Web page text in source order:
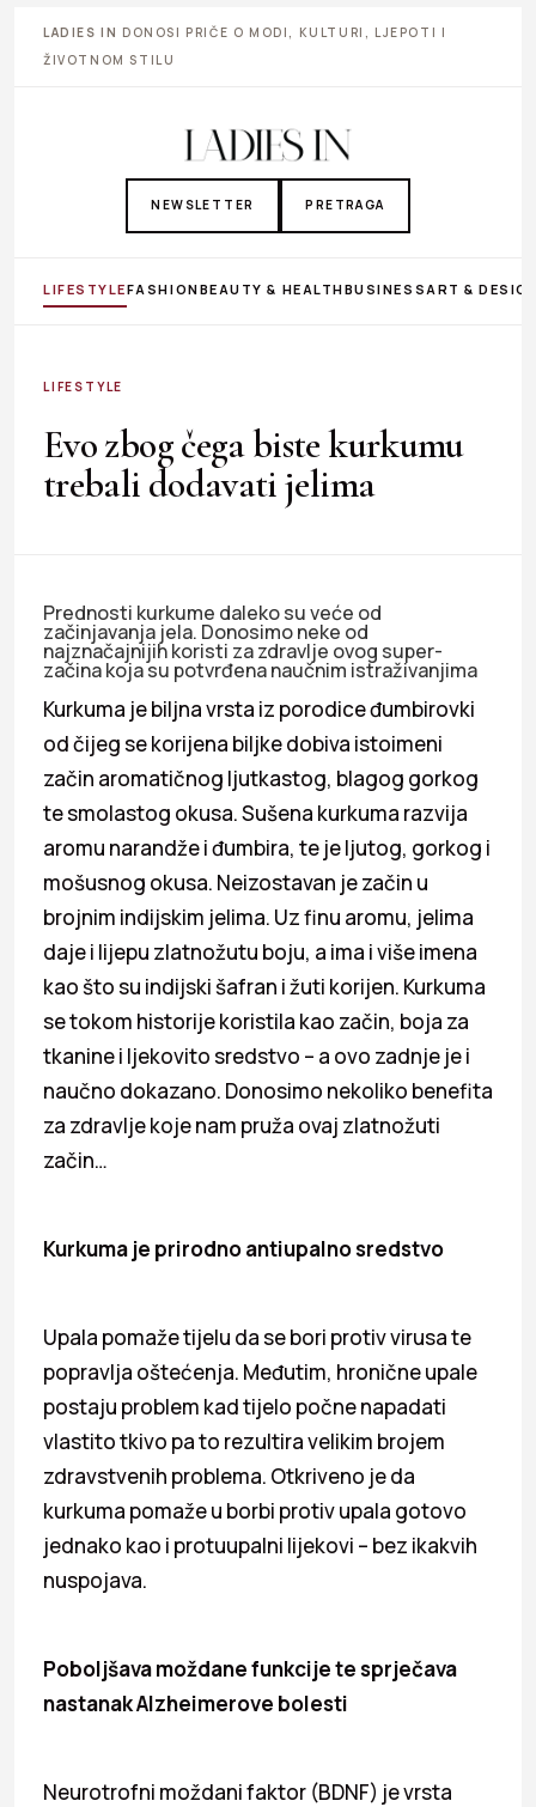
LADIES IN DONOSI PRIČE O MODI, KULTURI, LJEPOTI I
ŽIVOTNOM STILU
NEWSLETTER PRETRAGA
LIFESTYLEFASHIONBEAUTY & HEALTHBUSINESS ART &
LIFESTYLE
Evo zbog čega biste kurkumu
trebali dodavati jelima
Prednosti kurkume daleko su veće od
začinjavanja jela. Donosimo neke od
najznačajnijih koristi za zdravlje ovog super-
začina koja su potvrđena naučnim istraživanjima
Kurkuma je biljna vrsta iz porodice đumbirovki
od čijeg se korijena biljke dobiva istoimeni
začin aromatičnog ljutkastog, blagog gorkog
te smolastog okusa. Sušena kurkuma razvija
aromu narandže i đumbira, te je ljutog, gorkog i
mošusnog okusa. Neizostavan je začin u
brojnim indijskim jelima. Uz finu aromu, jelima
daje i lijepu zlatnožutu boju, a ima i više imena
kao što su indijski šafran i žuti korijen. Kurkuma
se tokom historije koristila kao začin, boja za
tkanine i ljekovito sredstvo – a ovo zadnje je i
naučno dokazano. Donosimo nekoliko benefita
za zdravlje koje nam pruža ovaj zlatnožuti
začin…
Kurkuma je prirodno antiupalno sredstvo
Upala pomaže tijelu da se bori protiv virusa te
popravlja oštećenja. Međutim, hronične upale
postaju problem kad tijelo počne napadati
vlastito tkivo pa to rezultira velikim brojem
zdravstvenih problema. Otkriveno je da
kurkuma pomaže u borbi protiv upala gotovo
jednako kao i protuupalni lijekovi – bez ikakvih
nuspojava.
Poboljšava moždane funkcije te sprječava
nastanak Alzheimerove bolesti
Neurotrofni moždani faktor (BDNF) je vrsta